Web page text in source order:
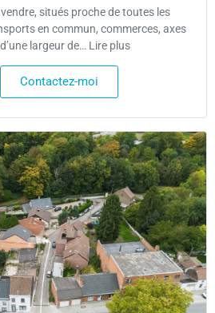
situés proche de toutes les
en commun, commerces, axes
largeur de… Lire plus
Contactez-moi